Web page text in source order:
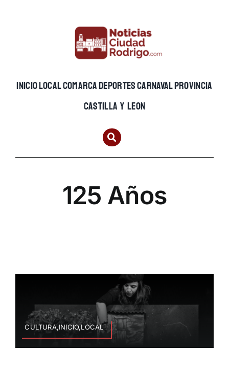
INICIOLOCALCOMARCADEPORTESCARNAVALPROVINCIA
CASTILLA Y LEON
125 Años
CULTURA,INICIO,LOCAL